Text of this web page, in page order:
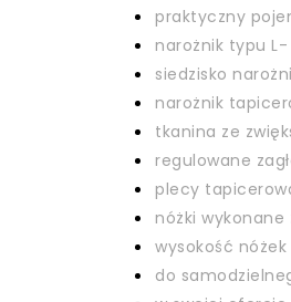
praktyczny
narożnik typu
siedzisko
narożnik
tkanina ze
regulowane
plecy
nóżki
wysokość nóżek
do